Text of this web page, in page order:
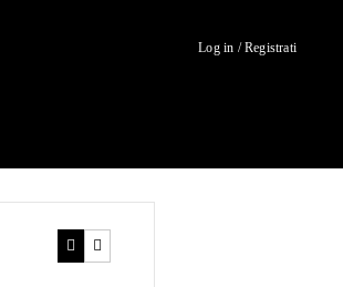
Log in / Registrati